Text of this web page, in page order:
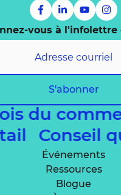
vous à l'infolettre
S'abonner
du
Conseil
Événements
Ressources
Blogue